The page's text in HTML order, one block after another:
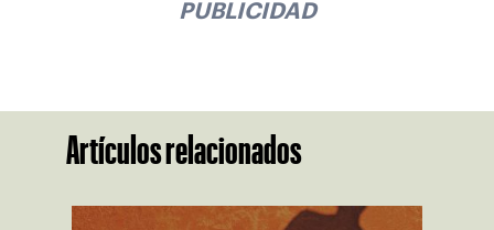
PUBLICIDAD
Artículos relacionados